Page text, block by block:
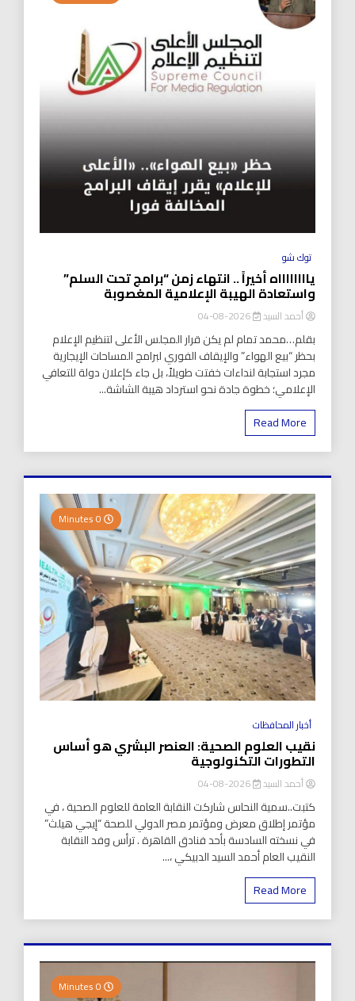
توك شو
يااااااااه أخيراً .. انتهاء زمن “برامج تحت السلم”
واستعادة الهيبة الإعلامية المغصوبة
أحمد السيد 2026-08-04
بقلم…محمد تمام لم يكن قرار المجلس الأعلى لتنظيم الإعلام
بحظر “بيع الهواء” والإيقاف الفوري لبرامج المساحات الإيجارية
مجرد استجابة لنداءات خفتت طويلاً، بل جاء كإعلان دولة للتعافي
الإعلامي؛ خطوة جادة نحو استرداد هيبة الشاشة...
Read More
أخبار المحافظات
نقيب العلوم الصحية: العنصر البشري هو أساس
التطورات التكنولوجية
أحمد السيد 2026-08-04
كتبت..سمية النحاس شاركت النقابة العامة للعلوم الصحية ، في
مؤتمر إطلاق معرض ومؤتمر مصر الدولي للصحة “إيجي هيلث”
في نسخته السادسة بأحد فنادق القاهرة . ترأس وفد النقابة
النقيب العام أحمد السيد الدبيكي ،...
Read More